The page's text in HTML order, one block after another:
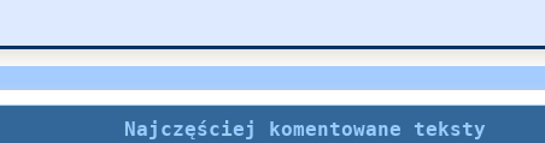
Najczęściej komentowane teksty